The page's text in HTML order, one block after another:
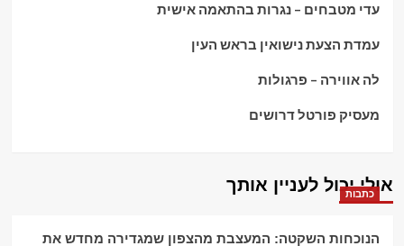
עדי מטבחים – נגרות בהתאמה אישית
עמדת הצעת נישואין בראש העין
לה אווירה – פרגולות
מעסיק פורטל דרושים
אולי יכול לעניין אותך
כתבות
הנוכחות השקטה: המעצבת מהצפון שמגדירה מחדש את